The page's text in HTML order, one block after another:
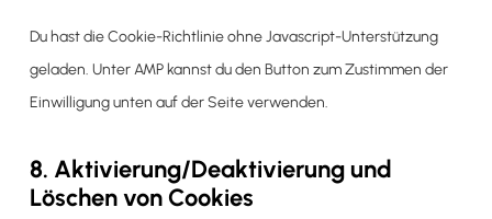
Du hast die Cookie-Richtlinie ohne Javascript-Unterstützung
geladen. Unter AMP kannst du den Button zum Zustimmen der
Einwilligung unten auf der Seite verwenden.
8. Aktivierung/Deaktivierung und
Löschen von Cookies